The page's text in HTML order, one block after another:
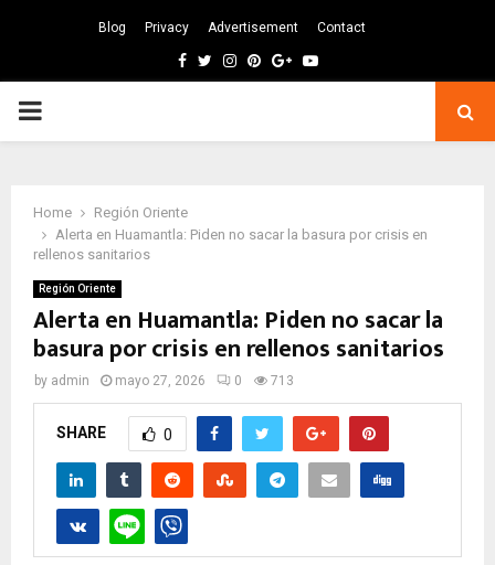
Blog Privacy Advertisement Contact
Facebook
TwitterInstagram
Pinterest
GoogleYoutube
PRIMARY
Home
Región Oriente
Alerta en Huamantla: Piden no sacar la basura por crisis en
rellenos sanitarios
Región Oriente
Alerta en Huamantla: Piden no sacar la
basura por crisis en rellenos sanitarios
by admin mayo 27, 2026 0 713
SHARE 0